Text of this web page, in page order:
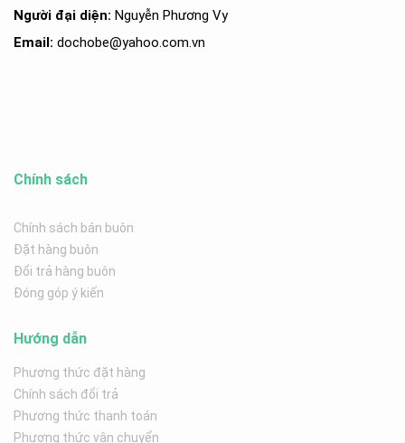
Người đại diện: Nguyễn Phương Vy
Email: dochobe@yahoo.com.vn
Chính sách
Chính sách bán buôn
Đặt hàng buôn
Đổi trả hàng buôn
Đóng góp ý kiến
Hướng dẫn
Phương thức đặt hàng
Chính sách đổi trả
Phương thức thanh toán
Phương thức vận chuyển